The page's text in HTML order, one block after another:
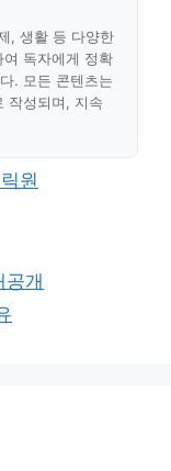
, 생활 등 다양한
여 독자에게 정확
. 모든 콘텐츠는
작성되며, 지속
원
공개